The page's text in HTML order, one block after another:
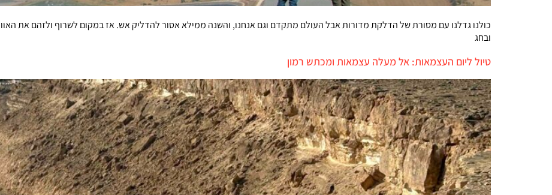
כולנו גדלנו עם מסורת של הדלקת מדורות אבל העולם מתקדם וגם אנחנו, והשנה ממילא אסור להדליק אש. אז במקום לשרוף ולזהם את
ובחג
טיול ליום העצמאות: אל מעלה עצמאות ומכתש רמון